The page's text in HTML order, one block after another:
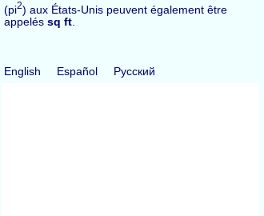
(pi2) aux États-Unis peuvent également être
appelés sq ft.
English Español Русский